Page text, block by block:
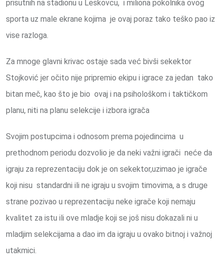
prisutnih na stadionu u Leskovcu, i miliona pokolnika ovog
sporta uz male ekrane kojima je ovaj poraz tako teško pao iz
vise razloga.
Za mnoge glavni krivac ostaje sada već bivši sekektor
Stojković jer očito nije pripremio ekipu i igrace za jedan tako
bitan meč, kao što je bio ovaj i na psihološkom i taktičkom
planu, niti na planu selekcije i izbora igrača
Svojim postupcima i odnosom prema pojedincima u
prethodnom periodu dozvolio je da neki važni igrači neće da
igraju za reprezentaciju dok je on sekektor,uzimao je igrače
koji nisu standardni ili ne igraju u svojim timovima, a s druge
strane pozivao u reprezentaciju neke igrače koji nemaju
kvalitet za istu ili ove mladje koji se još nisu dokazali ni u
mladjim selekcijama a dao im da igraju u ovako bitnoj i važnoj
utakmici.